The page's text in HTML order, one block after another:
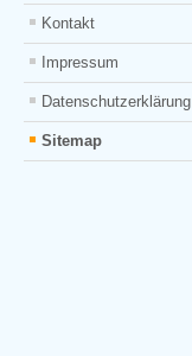
Kontakt
Impressum
Datenschutzerklärung
Sitemap